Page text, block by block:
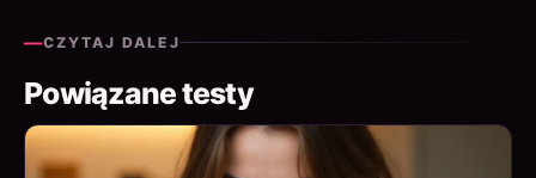
—CZYTAJ DALEJ
Powiązane testy